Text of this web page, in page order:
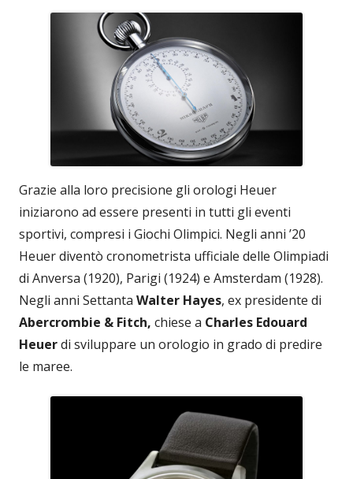
Grazie alla loro precisione gli orologi Heuer
iniziarono ad essere presenti in tutti gli eventi
sportivi, compresi i Giochi Olimpici. Negli anni ’20
Heuer diventò cronometrista ufficiale delle Olimpiadi
di Anversa (1920), Parigi (1924) e Amsterdam (1928).
Negli anni Settanta Walter Hayes, ex presidente di
Abercrombie & Fitch, chiese a Charles Edouard
Heuerdi sviluppare un orologio in grado di predire
le maree.